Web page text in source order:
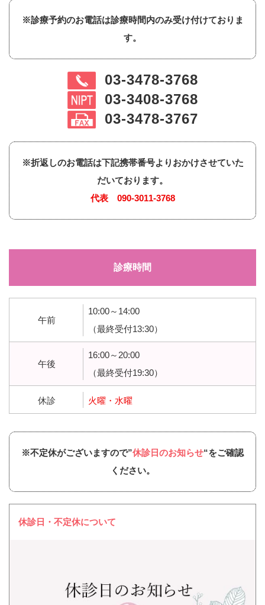
※診療予約のお電話は診療時間内のみ受け付けておりま
す。
03-3478-3768
03-3408-3768
03-3478-3767
※折返しのお電話は下記携帯番号よりおかけさせていた
だいております。
代表 090-3011-3768
診療時間
午前
10:00～14:00
（最終受付13:30）
午後
16:00～20:00
（最終受付19:30）
休診 火曜・水曜
※不定休がございますので”休診日のお知らせ“をご確認
ください。
休診日・不定休について